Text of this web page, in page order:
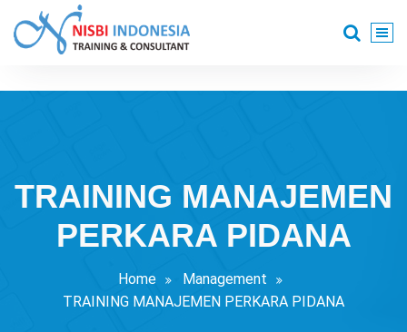
content
TRAINING MANAJEMEN
PERKARA PIDANA
Home
Management
TRAINING MANAJEMEN PERKARA PIDANA